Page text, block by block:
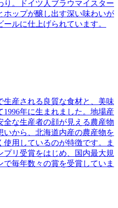
り。ドイツ人ブラウマイスター
ホップが醸し出す深い味わいが
ルに仕上げられています。
生産される良質な食材と、美味
1996年に生まれました。地場産
全な生産者の顔が見える農産物
いから、北海道内産の農産物を
使用しているのが特徴です。ま
リ受賞をはじめ、国内最大規
毎年数々の賞を受賞していま